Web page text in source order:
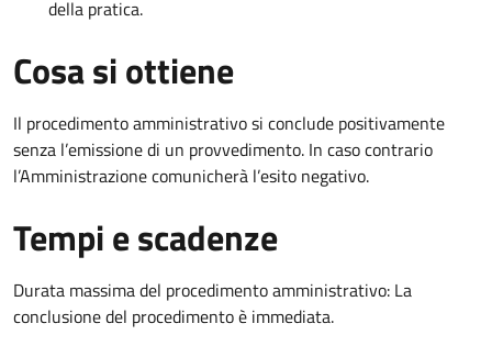
della pratica.
Cosa si ottiene
Il procedimento amministrativo si conclude positivamente
senza l’emissione di un provvedimento. In caso contrario
l’Amministrazione comunicherà l’esito negativo.
Tempi e scadenze
Durata massima del procedimento amministrativo: La
conclusione del procedimento è immediata.